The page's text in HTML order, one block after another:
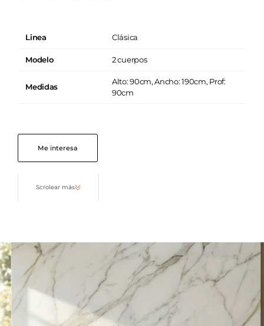
Linea Clásica
Modelo 2 cuerpos
Medidas
Alto: 90cm, Ancho: 190cm, Prof:
90cm
Me interesa
Scrolear más